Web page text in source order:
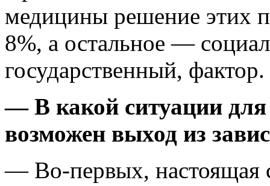
медицины решение этих
8%, а остальное —
государственный, фактор.
— В какой ситуации для
возможен выход из
— Во-первых, настоящая